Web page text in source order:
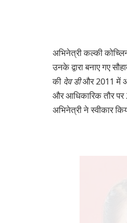
अभिनेत्री कल्की
उनके द्वारा बनाए गए
की देव डीऔर 2011 में
और आधिकारिक तौर
अभिनेत्री ने स्वीकार